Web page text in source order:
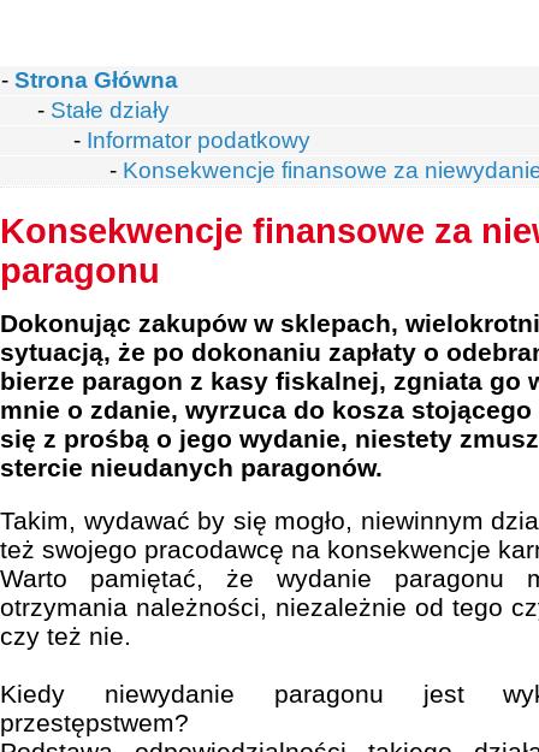
- Strona Główna
- Stałe działy
- Informator podatkowy
- Konsekwencje finansowe za
Konsekwencje finansowe za
paragonu
Dokonując zakupów w sklepach,
sytuacją, że po dokonaniu zapłaty o
bierze paragon z kasy fiskalnej, zgniata go
mnie o zdanie, wyrzuca do kosza
się z prośbą o jego wydanie, niestety
stercie nieudanych paragonów.
Takim, wydawać by się mogło, niewinnym
też swojego pracodawcę na konsekwencje
Warto pamiętać, że wydanie paragonu
otrzymania należności, niezależnie od tego
czy też nie.
Kiedy niewydanie paragonu jest
przestępstwem?